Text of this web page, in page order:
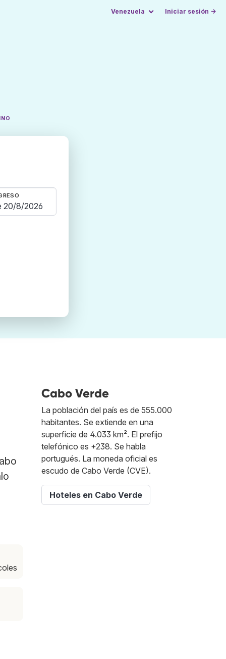
Venezuela Iniciar sesión →
Cabo Verde
La población del país es de 555.000
habitantes. Se extiende en una
superficie de 4.033 km². El prefijo
telefónico es +238. Se habla
portugués. La moneda oficial es
escudo de Cabo Verde (CVE).
Hoteles en Cabo Verde